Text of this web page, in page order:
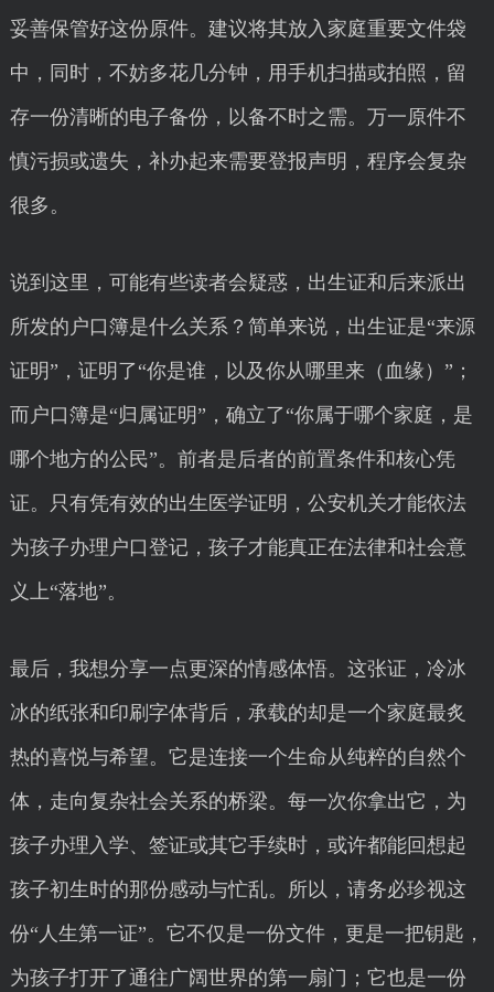
妥善保管好这份原件。建议将其放入家庭重要文件袋
中，同时，不妨多花几分钟，用手机扫描或拍照，留
存一份清晰的电子备份，以备不时之需。万一原件不
慎污损或遗失，补办起来需要登报声明，程序会复杂
很多。
说到这里，可能有些读者会疑惑，出生证和后来派出
所发的户口簿是什么关系？简单来说，出生证是“来源
证明”，证明了“你是谁，以及你从哪里来（血缘）”；
而户口簿是“归属证明”，确立了“你属于哪个家庭，是
哪个地方的公民”。前者是后者的前置条件和核心凭
证。只有凭有效的出生医学证明，公安机关才能依法
为孩子办理户口登记，孩子才能真正在法律和社会意
义上“落地”。
最后，我想分享一点更深的情感体悟。这张证，冷冰
冰的纸张和印刷字体背后，承载的却是一个家庭最炙
热的喜悦与希望。它是连接一个生命从纯粹的自然个
体，走向复杂社会关系的桥梁。每一次你拿出它，为
孩子办理入学、签证或其它手续时，或许都能回想起
孩子初生时的那份感动与忙乱。所以，请务必珍视这
份“人生第一证”。它不仅是一份文件，更是一把钥匙，
为孩子打开了通往广阔世界的第一扇门；它也是一份